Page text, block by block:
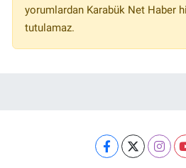
yorumlardan Karabük Net Haber
tutulamaz.